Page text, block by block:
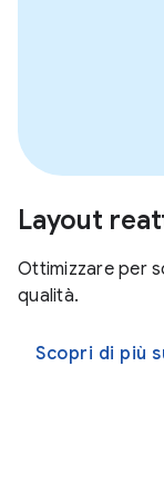
Layout
Ottimizzare per
qualità.